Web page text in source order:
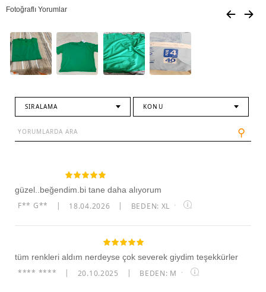
Fotoğraflı Yorumlar
SIRALAMA KONU
⚲
güzel..beğendim.bi tane daha alıyorum
F** G** 18.04.2026 BEDEN: XL ·
tüm renkleri aldım nerdeyse çok severek giydim teşekkürler
**** **** 20.10.2025 BEDEN: M ·